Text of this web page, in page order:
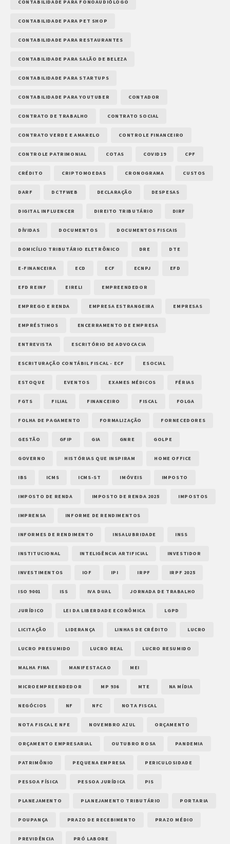
CONTABILIDADE PARA FONOAUDIÓLOGO
CONTABILIDADE PARA PET SHOP
CONTABILIDADE PARA RESTAURANTES
CONTABILIDADE PARA SALÃO DE BELEZA
CONTABILIDADE PARA STARTUPS
CONTABILIDADE PARA YOUTUBER CONTADOR
CONTRATO DE TRABALHO CONTRATO SOCIAL
CONTRATO VERDE E AMARELO CONTROLE FINANCEIRO
CONTROLE PATRIMONIAL COTAS COVID19 CPF
CRÉDITO CRIPTOMOEDAS CRONOGRAMA CUSTOS
DARF DCTFWEB DECLARAÇÃO DESPESAS
DIGITAL INFLUENCER DIREITO TRIBUTÁRIO DIRF
DÍVIDAS DOCUMENTOS DOCUMENTOS FISCAIS
DOMICÍLIO TRIBUTÁRIO ELETRÔNICO DRE DTE
E-FINANCEIRA ECD ECF ECNPJ EFD
EFD REINF EIRELI EMPREENDEDOR
EMPREGO E RENDA EMPRESA ESTRANGEIRA EMPRESAS
EMPRÉSTIMOS ENCERRAMENTO DE EMPRESA
ENTREVISTA ESCRITÓRIO DE ADVOCACIA
ESCRITURAÇÃO CONTÁBIL FISCAL - ECF ESOCIAL
ESTOQUE EVENTOS EXAMES MÉDICOS FÉRIAS
FGTS FILIAL FINANCEIRO FISCAL FOLGA
FOLHA DE PAGAMENTO FORMALIZAÇÃO FORNECEDORES
GESTÃO GFIP GIA GNRE GOLPE
GOVERNO HISTÓRIAS QUE INSPIRAM HOME OFFICE
IBS ICMS ICMS-ST IMÓVEIS IMPOSTO
IMPOSTO DE RENDA IMPOSTO DE RENDA 2025 IMPOSTOS
IMPRENSA INFORME DE RENDIMENTOS
INFORMES DE RENDIMENTO INSALUBRIDADE INSS
INSTITUCIONAL INTELIGÊNCIA ARTIFICIAL INVESTIDOR
INVESTIMENTOS IOF IPI IRPF IRPF 2025
ISO 9001 ISS IVA DUAL JORNADA DE TRABALHO
JURÍDICO LEI DA LIBERDADE ECONÔMICA LGPD
LICITAÇÃO LIDERANÇA LINHAS DE CRÉDITO LUCRO
LUCRO PRESUMIDO LUCRO REAL LUCRO RESUMIDO
MALHA FINA MANIFESTACAO MEI
MICROEMPREENDEDOR MP 936 MTE NA MÍDIA
NEGÓCIOS NF NFC NOTA FISCAL
NOTA FISCAL E NFE NOVEMBRO AZUL ORÇAMENTO
ORÇAMENTO EMPRESARIAL OUTUBRO ROSA PANDEMIA
PATRIMÔNIO PEQUENA EMPRESA PERICULOSIDADE
PESSOA FÍSICA PESSOA JURÍDICA PIS
PLANEJAMENTO PLANEJAMENTO TRIBUTÁRIO PORTARIA
POUPANÇA PRAZO DE RECEBIMENTO PRAZO MÉDIO
PREVIDÊNCIA PRÓ LABORE